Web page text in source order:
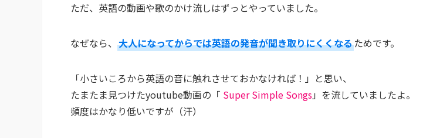
ただ、英語の動画や歌のかけ流しはずっとやっていました。
なぜなら、 大人になってからでは英語の発音が聞き取りにくくなるためです。
「小さいころから英語の音に触れさせておかなければ！」と思い、
たまたま見つけたyoutube動画の「 Super Simple Songs」を流していましたよ。
頻度はかなり低いですが（汗）